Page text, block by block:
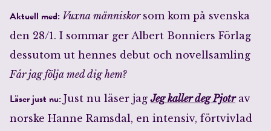
Aktuell med: Vuxna människor som kom på svenska
den 28/1. I sommar ger Albert Bonniers Förlag
dessutom ut hennes debut och novellsamling
Får jag följa med dig hem?
Läser just nu:Just nu läser jagJeg kaller deg Pjotrav
norske Hanne Ramsdal, en intensiv, förtvivlad